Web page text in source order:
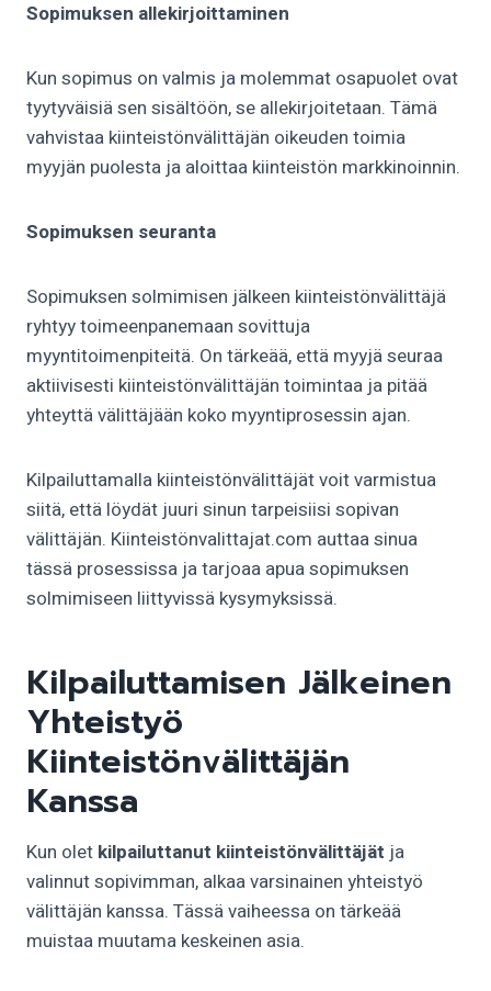
Sopimuksen allekirjoittaminen
Kun sopimus on valmis ja molemmat osapuolet ovat
tyytyväisiä sen sisältöön, se allekirjoitetaan. Tämä
vahvistaa kiinteistönvälittäjän oikeuden toimia
myyjän puolesta ja aloittaa kiinteistön markkinoinnin.
Sopimuksen seuranta
Sopimuksen solmimisen jälkeen kiinteistönvälittäjä
ryhtyy toimeenpanemaan sovittuja
myyntitoimenpiteitä. On tärkeää, että myyjä seuraa
aktiivisesti kiinteistönvälittäjän toimintaa ja pitää
yhteyttä välittäjään koko myyntiprosessin ajan.
Kilpailuttamalla kiinteistönvälittäjät voit varmistua
siitä, että löydät juuri sinun tarpeisiisi sopivan
välittäjän. Kiinteistönvalittajat.com auttaa sinua
tässä prosessissa ja tarjoaa apua sopimuksen
solmimiseen liittyvissä kysymyksissä.
Kilpailuttamisen Jälkeinen
Yhteistyö
Kiinteistönvälittäjän
Kanssa
Kun olet kilpailuttanut kiinteistönvälittäjät ja
valinnut sopivimman, alkaa varsinainen yhteistyö
välittäjän kanssa. Tässä vaiheessa on tärkeää
muistaa muutama keskeinen asia.